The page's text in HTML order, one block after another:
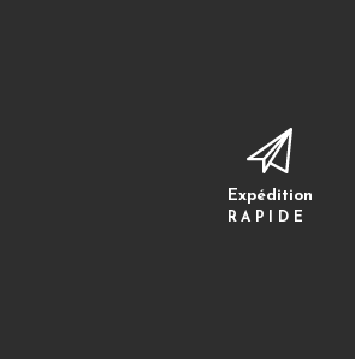
Expédition
RAPIDE